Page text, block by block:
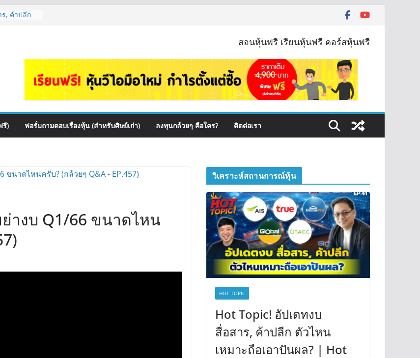
ร, ค้าปลีก
EP.1166
ตัวไหน
าะถือเอา
? | Q&A
สอนหุ้นฟรี เรียนหุ้นฟรี คอร์สหุ้นฟรี
รี) ฟอรั่มถามตอบเรื่องหุ้น (สำหรับศิษย์เก่า) ลงทุนกล้วยๆ คือใคร? ติดต่อเรา
างบ Q1/66 ขนาดไหน
วิเคราะห์สถานการณ์หุ้น
HOT TOPIC
Hot Topic! อัปเดทงบ
สื่อสาร, ค้าปลีก ตัวไหน
เหมาะถือเอาปันผล? | Hot